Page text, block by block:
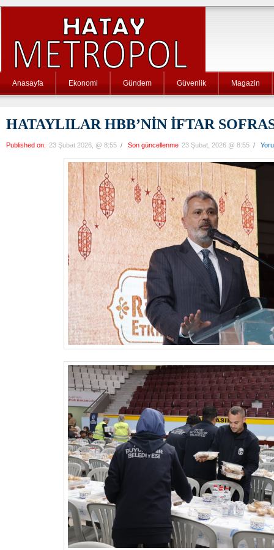
Anasayfa Ekonomi Gündem Güvenlik Magazin
HATAYLILAR HBB’NİN İFTAR
Published on: 23 Şubat 2026, @ 8:55 / Son güncellenme 23 Şubat, 2026 @ 8:55 /